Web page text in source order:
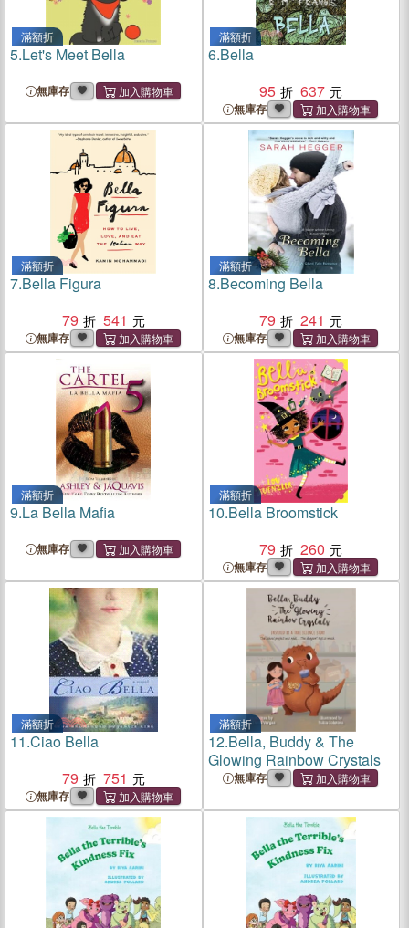
滿額折
5.Let's Meet Bella
無庫存
滿額折
6.Bella
95
637
無庫存
滿額折
7.Bella Figura
79
541
無庫存
滿額折
8.Becoming Bella
79
241
無庫存
滿額折
9.La Bella Mafia
無庫存
滿額折
10.Bella Broomstick
79
260
無庫存
滿額折
11.Ciao Bella
79
751
無庫存
滿額折
12.Bella, Buddy & The
Glowing Rainbow Crystals
無庫存